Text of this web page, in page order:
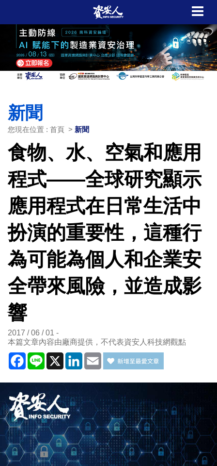
新聞
您現在位置 : 首頁 > 新聞
食物、水、空氣和應用
程式——全球研究顯示
應用程式在日常生活中
扮演的重要性，這種行
為可能為個人和企業安
全帶來風險，並造成影
響
2017 / 06 / 01
本篇文章內容由廠商提供，不代表資安人科技網觀點
Facebook
Line X LinkedIn
Email